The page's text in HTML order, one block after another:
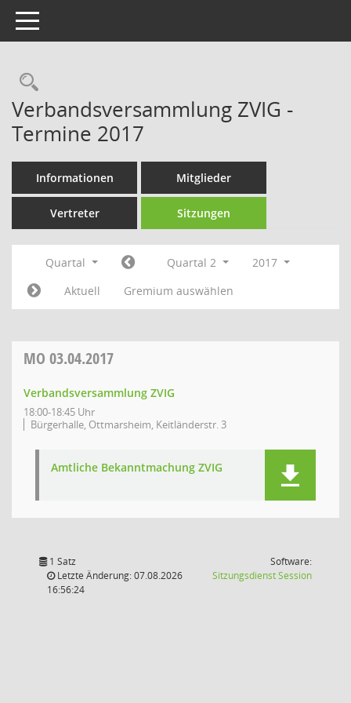
Toggle navigation
Rechercheauswahl
Verbandsversammlung ZVIG -
Termine 2017
Informationen Mitglieder
Vertreter Sitzungen
Quartal Quartal 2
2017
Aktuell
Gremium auswählen
MO 03.04.2017
Verbandsversammlung ZVIG
18:00-18:45 Uhr
Bürgerhalle, Ottmarsheim, Keitländerstr. 3
Amtliche Bekanntmachung ZVIG
1 Satz
Letzte Änderung: 07.08.2026
16:56:24
Software:
SitzungsdienstSession(Wird in